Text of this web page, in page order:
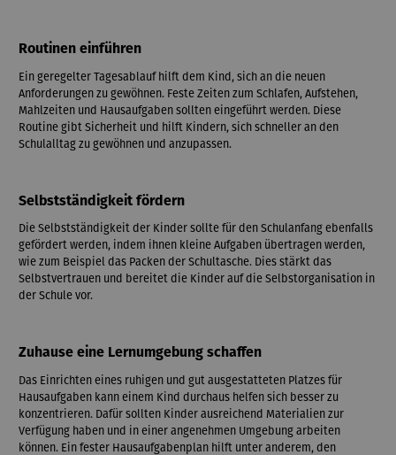
Routinen einführen
Ein geregelter Tagesablauf hilft dem Kind, sich an die neuen
Anforderungen zu gewöhnen. Feste Zeiten zum Schlafen, Aufstehen,
Mahlzeiten und Hausaufgaben sollten eingeführt werden. Diese
Routine gibt Sicherheit und hilft Kindern, sich schneller an den
Schulalltag zu gewöhnen und anzupassen.
Selbstständigkeit fördern
Die Selbstständigkeit der Kinder sollte für den Schulanfang ebenfalls
gefördert werden, indem ihnen kleine Aufgaben übertragen werden,
wie zum Beispiel das Packen der Schultasche. Dies stärkt das
Selbstvertrauen und bereitet die Kinder auf die Selbstorganisation in
der Schule vor.
Zuhause eine Lernumgebung schaffen
Das Einrichten eines ruhigen und gut ausgestatteten Platzes für
Hausaufgaben kann einem Kind durchaus helfen sich besser zu
konzentrieren. Dafür sollten Kinder ausreichend Materialien zur
Verfügung haben und in einer angenehmen Umgebung arbeiten
können. Ein fester Hausaufgabenplan hilft unter anderem, den